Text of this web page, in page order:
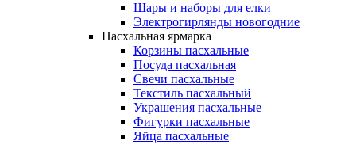
Шары и наборы для елки
Электрогирлянды новогодние
Пасхальная ярмарка
Корзины пасхальные
Посуда пасхальная
Свечи пасхальные
Текстиль пасхальный
Украшения пасхальные
Фигурки пасхальные
Яйца пасхальные